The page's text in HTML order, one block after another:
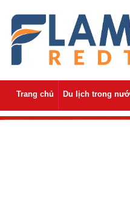
Trang chủ Du lịch trong